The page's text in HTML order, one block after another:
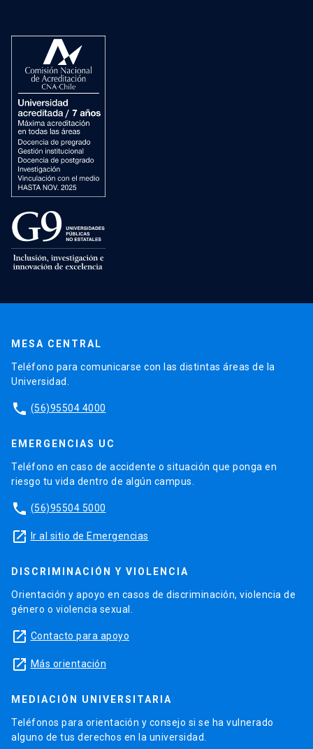
MESA CENTRAL
Teléfono para comunicarse con las distintas áreas de la
Universidad.
phone (56)95504 4000
EMERGENCIAS UC
Teléfono en caso de accidente o situación que ponga en
riesgo tu vida dentro de algún campus.
phone (56)95504 5000
launch Ir al sitio de Emergencias
DISCRIMINACIÓN Y VIOLENCIA
Orientación y apoyo en casos de discriminación, violencia de
género o violencia sexual.
launch Contacto para apoyo
launch Más orientación
MEDIACIÓN UNIVERSITARIA
Teléfonos para orientación y consejo si se ha vulnerado
alguno de tus derechos en la universidad.